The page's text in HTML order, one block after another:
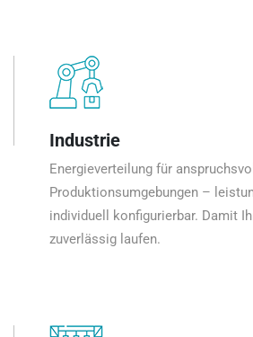
Industrie
Energieverteilung für
Produktionsumgebungen –
individuell konfigurierbar. Damit
zuverlässig laufen.